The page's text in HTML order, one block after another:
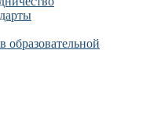
образовательной